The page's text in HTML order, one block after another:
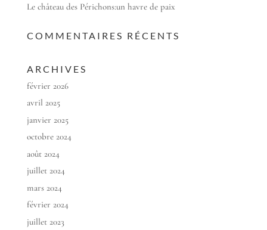
Le château des Périchons:un havre de paix
COMMENTAIRES RÉCENTS
ARCHIVES
février 2026
avril 2025
janvier 2025
octobre 2024
août 2024
juillet 2024
mars 2024
février 2024
juillet 2023